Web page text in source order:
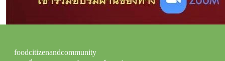
foodcitizenandcommunity